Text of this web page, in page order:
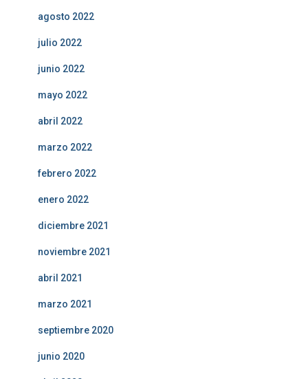
agosto 2022
julio 2022
junio 2022
mayo 2022
abril 2022
marzo 2022
febrero 2022
enero 2022
diciembre 2021
noviembre 2021
abril 2021
marzo 2021
septiembre 2020
junio 2020